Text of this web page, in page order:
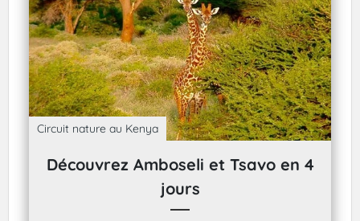
Circuit nature au Kenya
Découvrez Amboseli et Tsavo en 4
jours